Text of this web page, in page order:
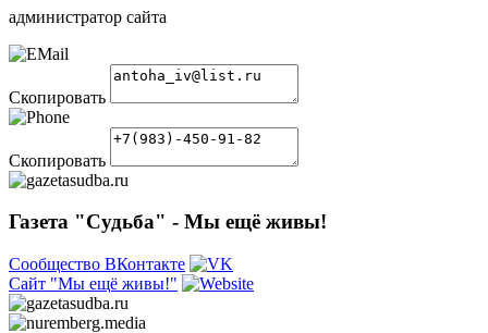
администратор сайта
Скопировать
Скопировать
Газета "Судьба" - Мы ещё живы!
Сообщество ВКонтакте
Сайт "Мы ещё живы!"